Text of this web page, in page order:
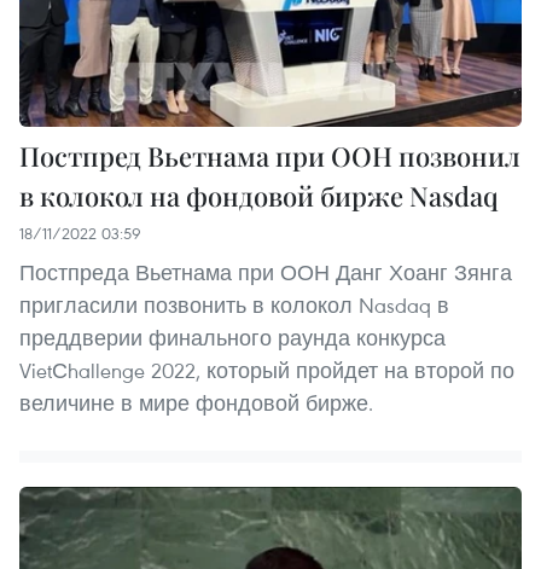
Постпред Вьетнама при ООН позвонил
в колокол на фондовой бирже Nasdaq
18/11/2022 03:59
Постпреда Вьетнама при ООН Данг Хоанг Зянга
пригласили позвонить в колокол Nasdaq в
преддверии финального раунда конкурса
VietСhallenge 2022, который пройдет на второй по
величине в мире фондовой бирже.